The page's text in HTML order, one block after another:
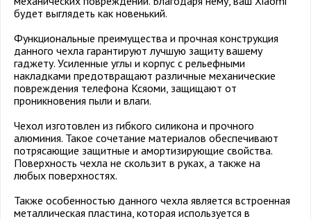
будет выглядеть как новенький.
Функциональные преимущества и прочная конструкция
данного чехла гарантируют лучшую защиту вашему
гаджету. Усиленные углы и корпус с рельефными
накладками предотвращают различные механические
повреждения телефона Ксяоми, защищают от
проникновения пыли и влаги.
Чехол изготовлен из гибкого силикона и прочного
алюминия. Такое сочетание материалов обеспечивают
потрясающие защитные и амортизирующие свойства.
Поверхность чехла не скользит в руках, а также на
любых поверхностях.
Также особенностью данного чехла является встроенная
металлическая пластина, которая используется в